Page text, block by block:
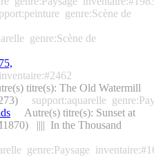
genre:Scène de
genre:Scène de
inventaire:#2462
titre(s): The Old Watermill
support:aquarelle
Autre(s) titre(s): Sunset at
|||| In the Thousand
genre:Paysage